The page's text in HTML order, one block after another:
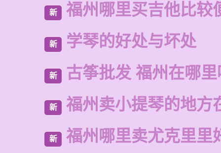
新 福州哪里买吉他比较
新 学琴的好处与坏处
新 古筝批发 福州在哪
新 福州卖小提琴的地方
新 福州哪里卖尤克里里